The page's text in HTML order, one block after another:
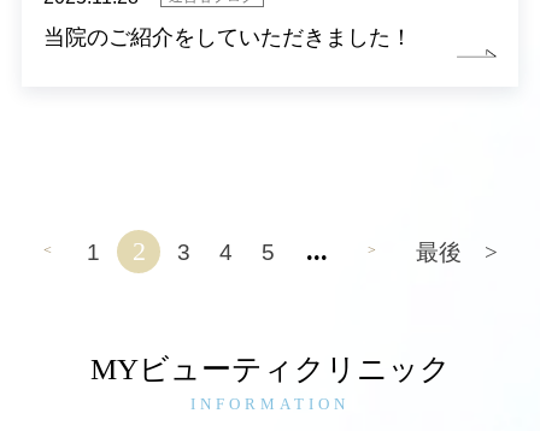
当院のご紹介をしていただきました！
< 1 2 3 4 5 ... > 最後 >
MYビューティクリニック
INFORMATION